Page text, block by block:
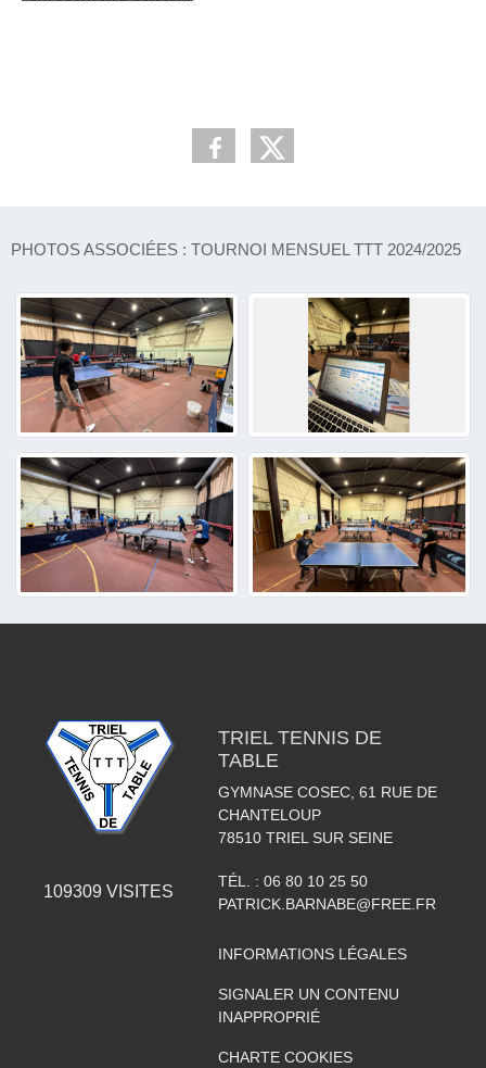
PHOTOS ASSOCIÉES : TOURNOI MENSUEL TTT 2024/2025
109309 VISITES
TRIEL TENNIS DE
TABLE
GYMNASE COSEC, 61 RUE DE
CHANTELOUP
78510 TRIEL SUR SEINE
TÉL. : 06 80 10 25 50
PATRICK.BARNABE@FREE.FR
INFORMATIONS LÉGALES
SIGNALER UN CONTENU
INAPPROPRIÉ
CHARTE COOKIES